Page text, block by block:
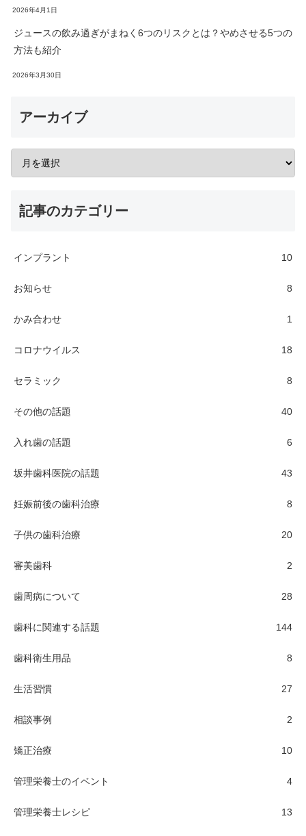
2026年4月1日
ジュースの飲み過ぎがまねく6つのリスクとは？やめさせる5つの
方法も紹介
2026年3月30日
アーカイブ
記事のカテゴリー
インプラント 10
お知らせ 8
かみ合わせ 1
コロナウイルス 18
セラミック 8
その他の話題 40
入れ歯の話題 6
坂井歯科医院の話題 43
妊娠前後の歯科治療 8
子供の歯科治療 20
審美歯科 2
歯周病について 28
歯科に関連する話題 144
歯科衛生用品 8
生活習慣 27
相談事例 2
矯正治療 10
管理栄養士のイベント 4
管理栄養士レシピ 13